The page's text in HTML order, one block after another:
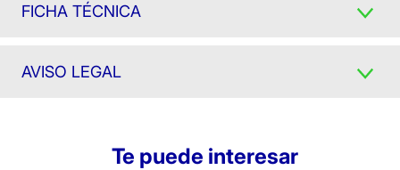
FICHA TÉCNICA
AVISO LEGAL
Te puede interesar